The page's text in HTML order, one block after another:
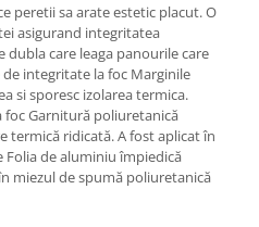
peretii sa arate estetic placut. O
asigurand integritatea
care leaga panourile care
integritate la foc Marginile
si sporesc izolarea termica.
Garnitură poliuretanică
termică ridicată. A fost aplicat în
de aluminiu împiedică
miezul de spumă poliuretanică